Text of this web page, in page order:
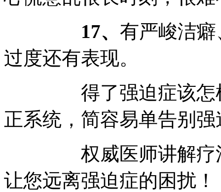
17、 有严峻洁
过度还有表现。
得了强迫症该怎样
正系统，简容易单告别
权威医师讲解疗法
让您远离强迫症的困扰！